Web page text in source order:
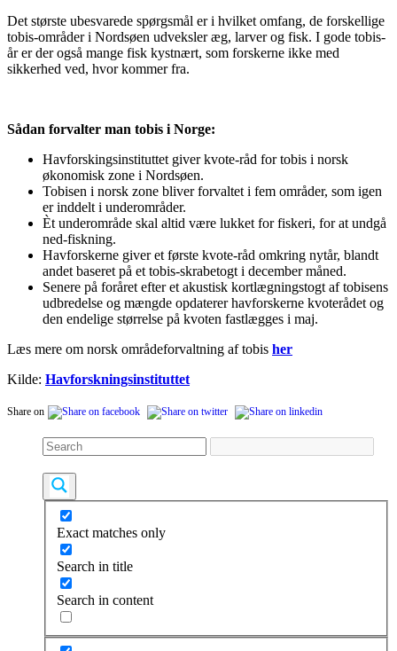
Det største ubesvarede spørgsmål er i hvilket omfang, de forskellige
tobis-områder i Nordsøen udveksler æg, larver og fisk. I gode tobis-
år er der også mange fisk kystnært, som forskerne ikke med
sikkerhed ved, hvor kommer fra.
Sådan forvalter man tobis i Norge:
Havforskingsinstituttet giver kvote-råd for tobis i norsk
økonomisk zone i Nordsøen.
Tobisen i norsk zone bliver forvaltet i fem områder, som igen
er inddelt i underområder.
Èt underområde skal altid være lukket for fiskeri, for at undgå
ned-fiskning.
Havforskerne giver et første kvote-råd omkring nytår, blandt
andet baseret på et tobis-skrabetogt i december måned.
Senere på foråret efter et akustisk kortlægningstogt af tobisens
udbredelse og mængde opdaterer havforskerne kvoterådet og
den endelige størrelse på kvoten fastlægges i maj.
Læs mere om norsk områdeforvaltning af tobis her
Kilde: Havforskningsinstituttet
Share on
Exact matches only
Search in title
Search in content